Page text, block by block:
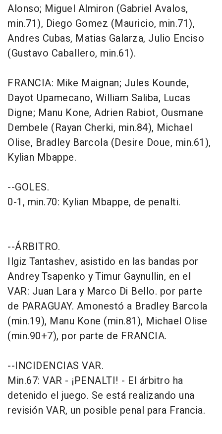
Alonso; Miguel Almiron (Gabriel Avalos,
min.71), Diego Gomez (Mauricio, min.71),
Andres Cubas, Matias Galarza, Julio Enciso
(Gustavo Caballero, min.61).
FRANCIA: Mike Maignan; Jules Kounde,
Dayot Upamecano, William Saliba, Lucas
Digne; Manu Kone, Adrien Rabiot, Ousmane
Dembele (Rayan Cherki, min.84), Michael
Olise, Bradley Barcola (Desire Doue, min.61),
Kylian Mbappe.
--GOLES.
0-1, min.70: Kylian Mbappe, de penalti.
--ÁRBITRO.
Ilgiz Tantashev, asistido en las bandas por
Andrey Tsapenko y Timur Gaynullin, en el
VAR: Juan Lara y Marco Di Bello. por parte
de PARAGUAY. Amonestó a Bradley Barcola
(min.19), Manu Kone (min.81), Michael Olise
(min.90+7), por parte de FRANCIA.
--INCIDENCIAS VAR.
Min.67: VAR - ¡PENALTI! - El árbitro ha
detenido el juego. Se está realizando una
revisión VAR, un posible penal para Francia.